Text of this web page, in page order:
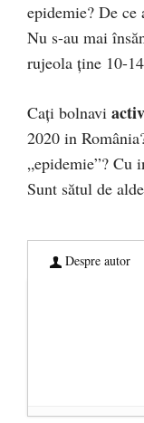
epidemie? De ce
Nu s-au mai
rujeola ține 10-
Cați bolnavi
2020 in
„epidemie”? Cu
Sunt sătul de
Despre autor